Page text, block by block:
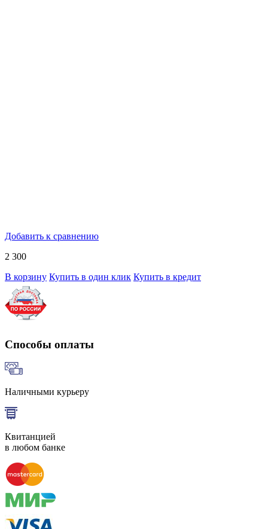
Добавить к сравнению
2 300
В корзину Купить в один клик Купить в кредит
Способы оплаты
Наличными курьеру
Квитанцией
в любом банке